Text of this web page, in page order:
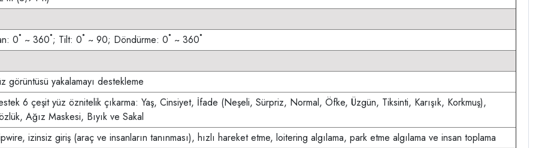
0˚ ~ 360˚; Tilt: 0˚ ~ 90; Döndürme: 0˚ ~ 360˚
görüntüsü yakalamayı destekleme
6 çeşit yüz öznitelik çıkarma: Yaş, Cinsiyet, İfade (Neşeli, Sürpriz, Normal, Öfke, Üzgün, Tiksinti, Karışık, Korkmuş),
Ağız Maskesi, Bıyık ve Sakal
izinsiz giriş (araç ve insanların tanınması), hızlı hareket etme, loitering algılama, park etme algılama ve insan toplama